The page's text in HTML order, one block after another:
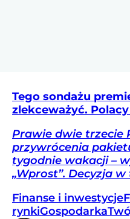
Tego sondażu
zlekceważyć.
Prawie dwie trzecie
przywrócenia
tygodnie wakacji –
„Wprost”. Decyzja
Finanse i inwestycje
rynkiGospodarka